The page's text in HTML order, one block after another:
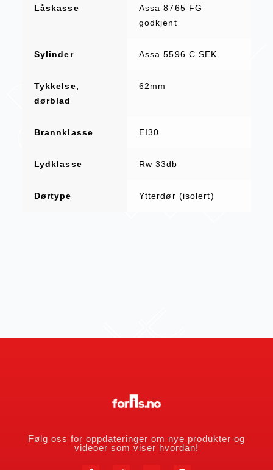
Låskasse
Assa 8765 FG
godkjent
Sylinder Assa 5596 C SEK
Tykkelse,
dørblad
62mm
Brannklasse EI30
Lydklasse Rw 33db
Dørtype Ytterdør (isolert)
Følg oss for oppdateringer om nye produkter og
videoer som viser hvordan!